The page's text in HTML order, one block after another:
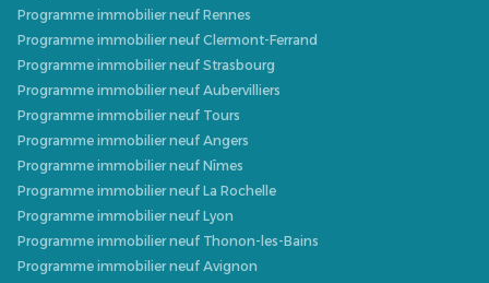
Programme immobilier neuf Rennes
Programme immobilier neuf Clermont-Ferrand
Programme immobilier neuf Strasbourg
Programme immobilier neuf Aubervilliers
Programme immobilier neuf Tours
Programme immobilier neuf Angers
Programme immobilier neuf Nîmes
Programme immobilier neuf La Rochelle
Programme immobilier neuf Lyon
Programme immobilier neuf Thonon-les-Bains
Programme immobilier neuf Avignon